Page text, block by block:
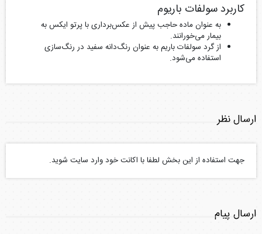
کاربرد سولفات باریوم
به عنوان ماده حاجب پیش از عکس‌برداری با پرتو ایکس به
بیمار می‌خورانند.
از گرد سولفات باریم به عنوان رنگ‌دانه سفید در رنگ‌سازی
استفاده می‌شود.
ارسال نظر
جهت استفاده از این بخش لطفا با اکانت خود وارد سایت شوید.
ارسال پیام